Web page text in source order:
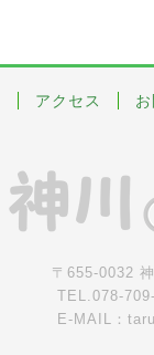
アクセス
〒655-0032
TEL.078-
E-MAIL：